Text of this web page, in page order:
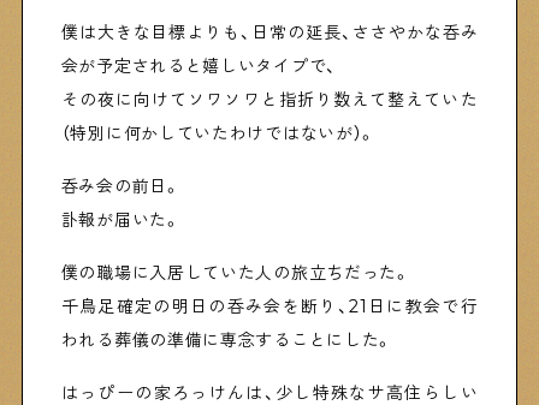
僕は大きな目標よりも、日常の延長、ささやかな呑み
会が予定されると嬉しいタイプで、
その夜に向けてソワソワと指折り数えて整えていた
（特別に何かしていたわけではないが）。
呑み会の前日。
訃報が届いた。
僕の職場に入居していた人の旅立ちだった。
千鳥足確定の明日の呑み会を断り、21日に教会で行
われる葬儀の準備に専念することにした。
はっぴーの家ろっけんは、少し特殊なサ高住らしい